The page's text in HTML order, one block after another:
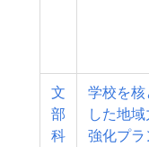
文
部
科
学校を核
した地域
強化プラ